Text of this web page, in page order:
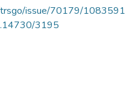
issue/70179/1083591
3195